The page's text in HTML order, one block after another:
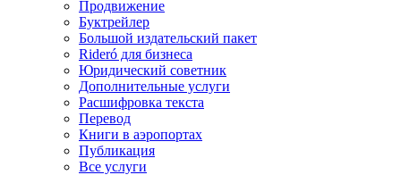
Продвижение
Буктрейлер
Большой издательский пакет
Rideró для бизнеса
Юридический советник
Дополнительные услуги
Расшифровка текста
Перевод
Книги в аэропортах
Публикация
Все услуги